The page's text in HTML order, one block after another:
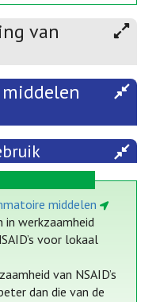
van
middelen
werkzaamheid
voor lokaal
van NSAID’s
dan die van de